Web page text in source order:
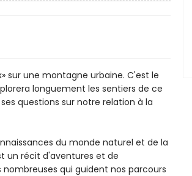
sur une montagne urbaine. C'est le
longuement les sentiers de ce
questions sur notre relation à la
du monde naturel et de la
un récit d'aventures et de
qui guident nos parcours